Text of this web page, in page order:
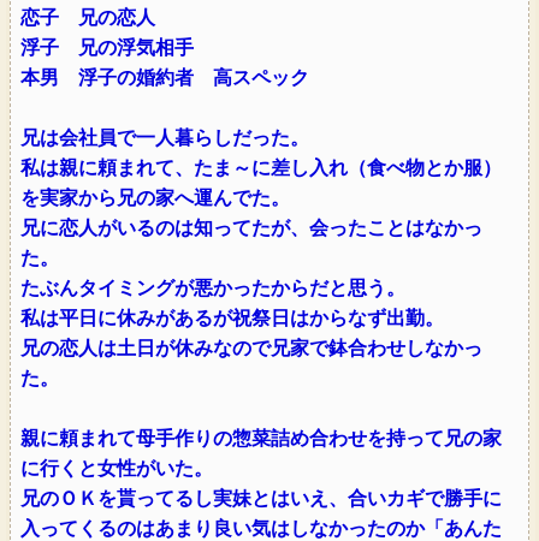
恋子 兄の恋人
浮子 兄の浮気相手
本男 浮子の婚約者 高スペック
兄は会社員で一人暮らしだった。
私は親に頼まれて、たま～に差し入れ（食べ物とか服）
を実家から兄の家へ運んでた。
兄に恋人がいるのは知ってたが、会ったことはなかっ
た。
たぶんタイミングが悪かったからだと思う。
私は平日に休みがあるが祝祭日はからなず出勤。
兄の恋人は土日が休みなので兄家で鉢合わせしなかっ
た。
親に頼まれて母手作りの惣菜詰め合わせを持って兄の家
に行くと女性がいた。
兄のＯＫを貰ってるし実妹とはいえ、合いカギで勝手に
入ってくるのはあまり良い気はしなかったのか「あんた